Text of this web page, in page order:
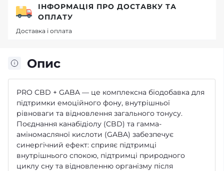
Опис
PRO CBD + GABA — це комплексна біодобавка для
підтримки емоційного фону, внутрішньої
рівноваги та відновлення загального тонусу.
Поєднання канабідіолу (CBD) та гамма-
аміномасляної кислоти (GABA) забезпечує
синергічний ефект: сприяє підтримці
внутрішнього спокою, підтримці природного
циклу сну та відновленню організму після
ІНФОРМАЦІЯ ПРО ДОСТАВКУ ТА
ОПЛАТУ
Доставка і оплата